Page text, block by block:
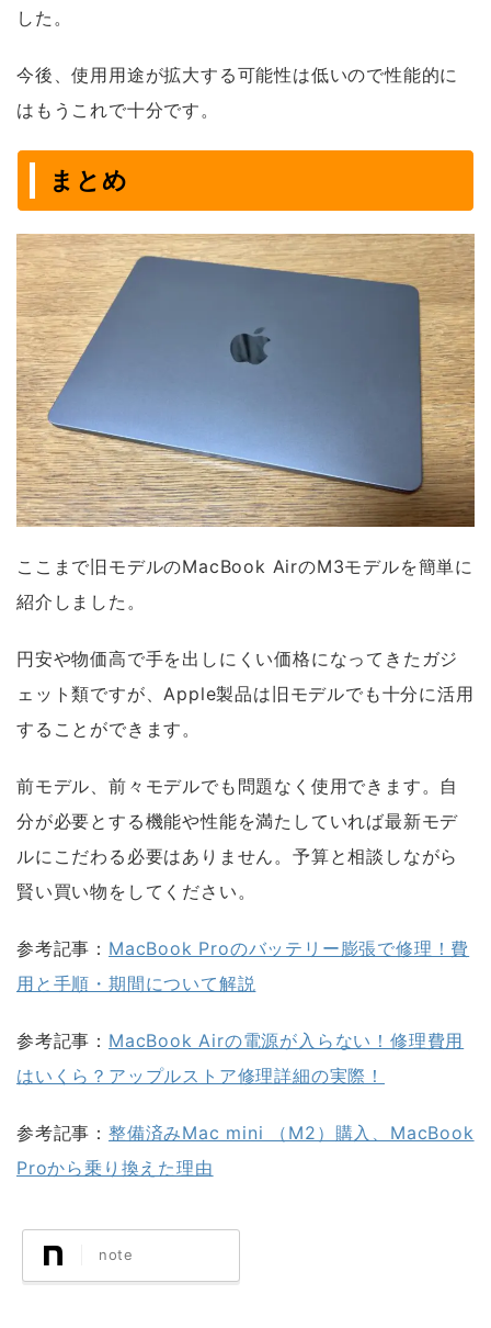
した。
今後、使用用途が拡大する可能性は低いので性能的に
はもうこれで十分です。
まとめ
ここまで旧モデルのMacBook AirのM3モデルを簡単に
紹介しました。
円安や物価高で手を出しにくい価格になってきたガジ
ェット類ですが、Apple製品は旧モデルでも十分に活用
することができます。
前モデル、前々モデルでも問題なく使用できます。自
分が必要とする機能や性能を満たしていれば最新モデ
ルにこだわる必要はありません。予算と相談しながら
賢い買い物をしてください。
参考記事： MacBook Proのバッテリー膨張で修理！費
用と手順・期間について解説
参考記事： MacBook Airの電源が入らない！修理費用
はいくら？アップルストア修理詳細の実際！
参考記事： 整備済みMac mini （M2）購入、MacBook
Proから乗り換えた理由
note